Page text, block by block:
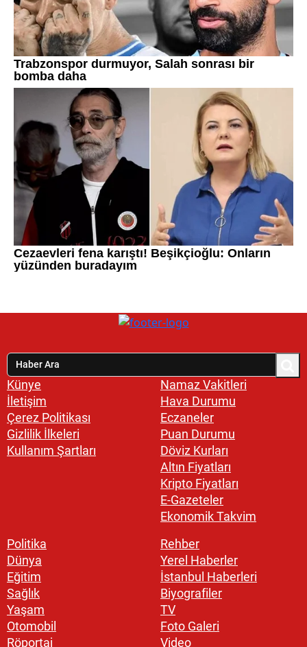
Künye
İletişim
Çerez Politikası
Gizlilik İlkeleri
Kullanım Şartları
Namaz Vakitleri
Hava Durumu
Eczaneler
Puan Durumu
Döviz Kurları
Altın Fiyatları
Kripto Fiyatları
E-Gazeteler
Ekonomik Takvim
Politika
Dünya
Eğitim
Sağlık
Yaşam
Otomobil
Röportaj
Rehber
Yerel Haberler
İstanbul Haberleri
Biyografiler
TV
Foto Galeri
Video